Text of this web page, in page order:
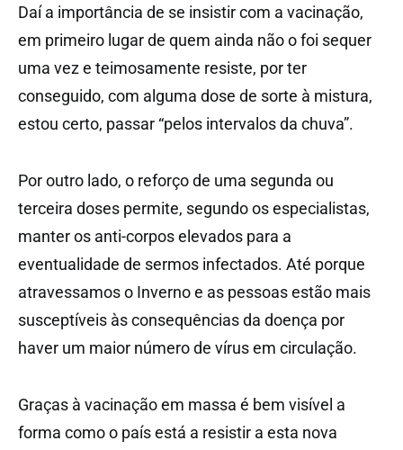
Daí a importância de se insistir com a vacinação,
em primeiro lugar de quem ainda não o foi sequer
uma vez e teimosamente resiste, por ter
conseguido, com alguma dose de sorte à mistura,
estou certo, passar “pelos intervalos da chuva”.
Por outro lado, o reforço de uma segunda ou
terceira doses permite, segundo os especialistas,
manter os anti-corpos elevados para a
eventualidade de sermos infectados. Até porque
atravessamos o Inverno e as pessoas estão mais
susceptíveis às consequências da doença por
haver um maior número de vírus em circulação.
Graças à vacinação em massa é bem visível a
forma como o país está a resistir a esta nova